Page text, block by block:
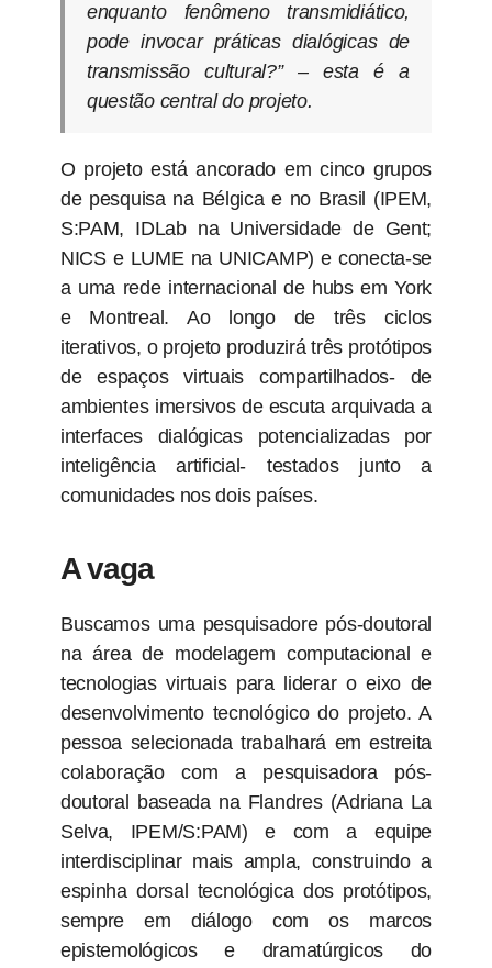
enquanto fenômeno transmidiático,
pode invocar práticas dialógicas de
transmissão cultural?” – esta é a
questão central do projeto.
O projeto está ancorado em cinco grupos
de pesquisa na Bélgica e no Brasil (IPEM,
S:PAM, IDLab na Universidade de Gent;
NICS e LUME na UNICAMP) e conecta-se
a uma rede internacional de hubs em York
e Montreal. Ao longo de três ciclos
iterativos, o projeto produzirá três protótipos
de espaços virtuais compartilhados- de
ambientes imersivos de escuta arquivada a
interfaces dialógicas potencializadas por
inteligência artificial- testados junto a
comunidades nos dois países.
A vaga
Buscamos uma pesquisadore pós-doutoral
na área de modelagem computacional e
tecnologias virtuais para liderar o eixo de
desenvolvimento tecnológico do projeto. A
pessoa selecionada trabalhará em estreita
colaboração com a pesquisadora pós-
doutoral baseada na Flandres (Adriana La
Selva, IPEM/S:PAM) e com a equipe
interdisciplinar mais ampla, construindo a
espinha dorsal tecnológica dos protótipos,
sempre em diálogo com os marcos
epistemológicos e dramatúrgicos do